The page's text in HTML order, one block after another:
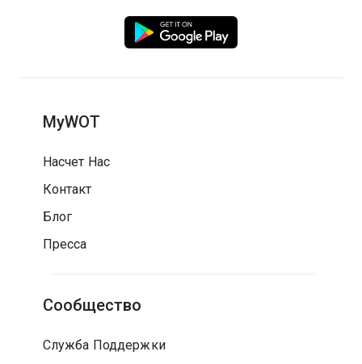
MyWOT
Насчет Нас
Контакт
Блог
Пресса
Сообщество
Служба Поддержки